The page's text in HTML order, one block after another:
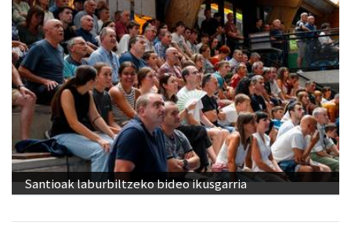
Santioak laburbiltzeko bideo ikusgarria